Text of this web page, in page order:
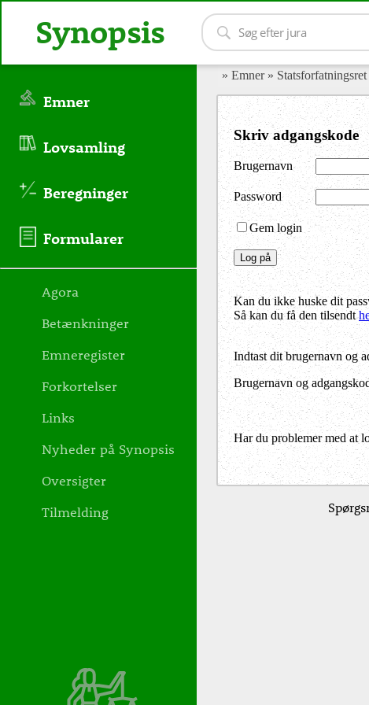
» Emner » Statsforfatningsret
Skriv adgangskode
Brugernavn
Password
Gem login
Kan du ikke huske dit
Så kan du få den tilsendt
Indtast dit brugernavn og
Brugernavn og
Har du problemer med at
Emner
Lovsamling
Beregninger
Formularer
Agora
Betænkninger
Emneregister
Forkortelser
Links
Nyheder på Synopsis
Oversigter
Tilmelding
Synopsis